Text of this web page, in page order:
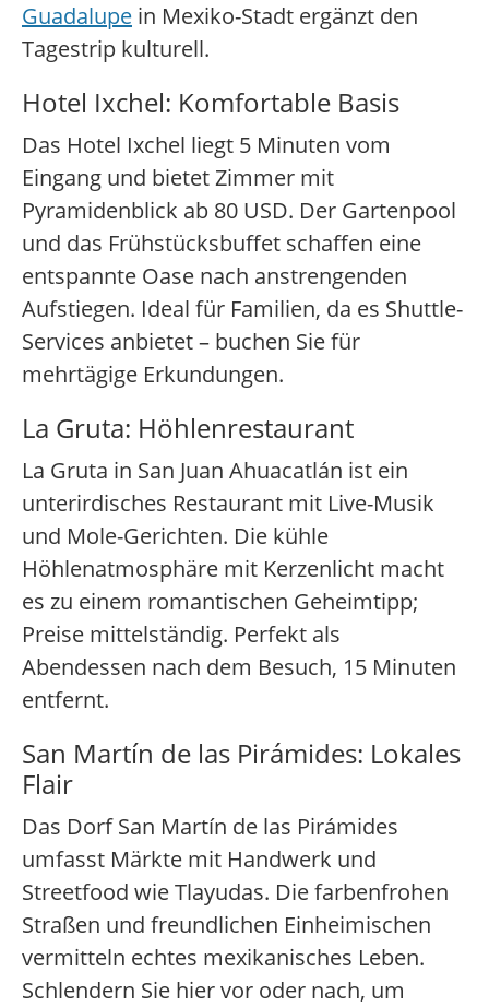
Guadalupe in Mexiko-Stadt ergänzt den
Tagestrip kulturell.
Hotel Ixchel: Komfortable Basis
Das Hotel Ixchel liegt 5 Minuten vom
Eingang und bietet Zimmer mit
Pyramidenblick ab 80 USD. Der Gartenpool
und das Frühstücksbuffet schaffen eine
entspannte Oase nach anstrengenden
Aufstiegen. Ideal für Familien, da es Shuttle-
Services anbietet – buchen Sie für
mehrtägige Erkundungen.
La Gruta: Höhlenrestaurant
La Gruta in San Juan Ahuacatlán ist ein
unterirdisches Restaurant mit Live-Musik
und Mole-Gerichten. Die kühle
Höhlenatmosphäre mit Kerzenlicht macht
es zu einem romantischen Geheimtipp;
Preise mittelständig. Perfekt als
Abendessen nach dem Besuch, 15 Minuten
entfernt.
San Martín de las Pirámides: Lokales
Flair
Das Dorf San Martín de las Pirámides
umfasst Märkte mit Handwerk und
Streetfood wie Tlayudas. Die farbenfrohen
Straßen und freundlichen Einheimischen
vermitteln echtes mexikanisches Leben.
Schlendern Sie hier vor oder nach, um